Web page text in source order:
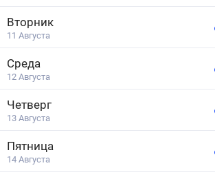
Вторник
11 Августа
Среда
12 Августа
Четверг
13 Августа
Пятница
14 Августа